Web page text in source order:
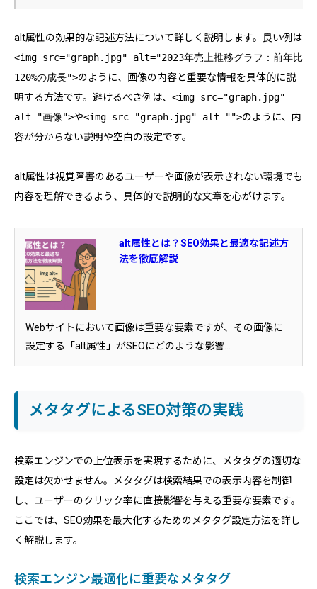
alt属性の効果的な記述方法について詳しく説明します。良い例は
<img src="graph.jpg" alt="2023年売上推移グラフ：前年比
120%の成長">のように、画像の内容と重要な情報を具体的に説
明する方法です。避けるべき例は、 <img src="graph.jpg"
alt="画像">や<img src="graph.jpg" alt="">のように、内
容が分からない説明や空白の設定です。
alt属性は視覚障害のあるユーザーや画像が表示されない環境でも
内容を理解できるよう、具体的で説明的な文章を心がけます。
alt属性とは？SEO効果と最適な記述方
法を徹底解説
Webサイトにおいて画像は重要な要素ですが、その画像に
設定する「alt属性」がSEOにどのような影響...
メタタグによるSEO対策の実践
検索エンジンでの上位表示を実現するために、メタタグの適切な
設定は欠かせません。メタタグは検索結果での表示内容を制御
し、ユーザーのクリック率に直接影響を与える重要な要素です。
ここでは、SEO効果を最大化するためのメタタグ設定方法を詳し
く解説します。
検索エンジン最適化に重要なメタタグ